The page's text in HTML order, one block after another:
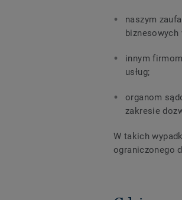
naszym
biznesowych
innym
usług;
organom
zakresie
W takich
ograniczonego